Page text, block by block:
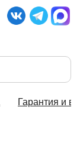
Гарантия и